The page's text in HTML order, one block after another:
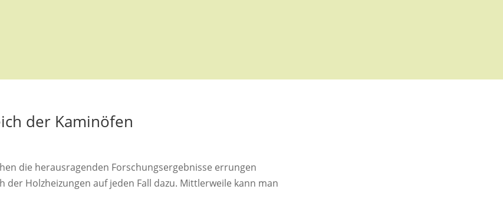
der Kaminöfen
die herausragenden Forschungsergebnisse errungen
der Holzheizungen auf jeden Fall dazu. Mittlerweile kann man